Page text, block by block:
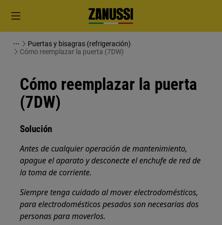
Puertas y bisagras (refrigeración)
Cómo reemplazar la puerta (7DW)
Cómo reemplazar la puerta
(7DW)
Solución
Antes de cualquier operación de mantenimiento,
apague el aparato y desconecte el enchufe de red de
la toma de corriente.
Siempre tenga cuidado al mover electrodomésticos,
para electrodomésticos pesados son necesarias dos
personas para moverlos.